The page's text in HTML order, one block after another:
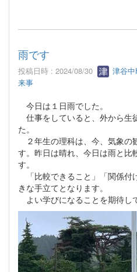
雨です
投稿日時 : 2024/08/30 津谷
来事
今日は１日雨でした。
仕事をしていると、外から生
た。
２年生の理科は、今、気象の
す。昨日は晴れ、今日は雨と比
す。
「比較できること」「関係付
きな手立てとなります。
よい学びになることを期待し